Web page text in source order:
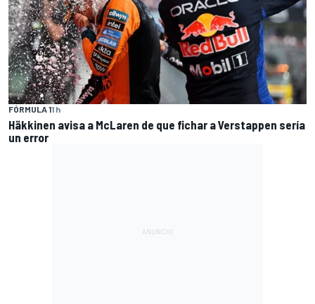
FÓRMULA 11 h
Häkkinen avisa a McLaren de que fichar a Verstappen sería
un error